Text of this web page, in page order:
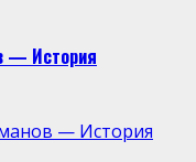
— История
— История